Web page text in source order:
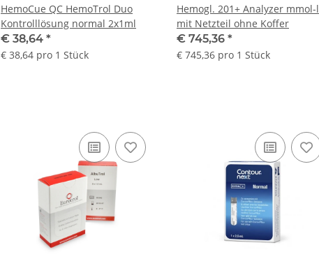
HemoCue QC HemoTrol Duo
Kontrolllösung normal 2x1ml
€ 38,64 *
€ 38,64 pro 1 Stück
Hemogl. 201+ Analyzer mmol-l
mit Netzteil ohne Koffer
€ 745,36 *
€ 745,36 pro 1 Stück